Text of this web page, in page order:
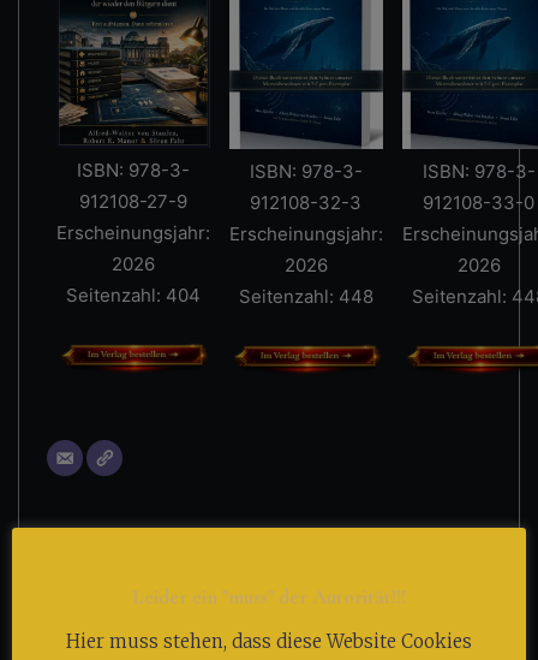
ISBN: 978-3-
912108-27-9
Erscheinungsjahr:
2026
Seitenzahl: 404
ISBN: 978-3-
912108-32-3
Erscheinungsjahr:
2026
Seitenzahl: 448
ISBN: 978-3-
912108-33-0
2026
Seitenzahl:
Leider ein "muss" der Autorität!!!
Hier muss stehen, dass diese Website Cookies